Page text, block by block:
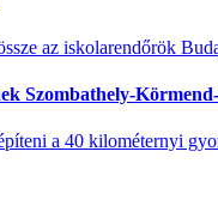
az iskolarendőrök
Szombathely-
a 40 kilométernyi